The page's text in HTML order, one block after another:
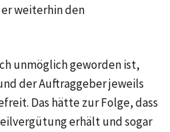
weiterhin den
unmöglich geworden ist,
der Auftraggeber jeweils
Das hätte zur Folge, dass
erhält und sogar